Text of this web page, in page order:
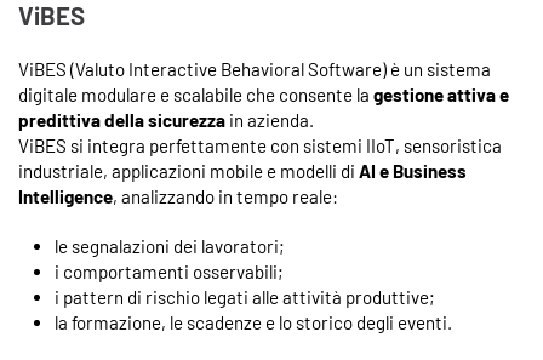
ViBES
ViBES (Valuto Interactive Behavioral Software) è un sistema
digitale modulare e scalabile che consente la gestione attiva e
predittiva della sicurezza in azienda.
ViBES si integra perfettamente con sistemi IIoT, sensoristica
industriale, applicazioni mobile e modelli di AI e Business
Intelligence, analizzando in tempo reale:
le segnalazioni dei lavoratori;
i comportamenti osservabili;
i pattern di rischio legati alle attività produttive;
la formazione, le scadenze e lo storico degli eventi.